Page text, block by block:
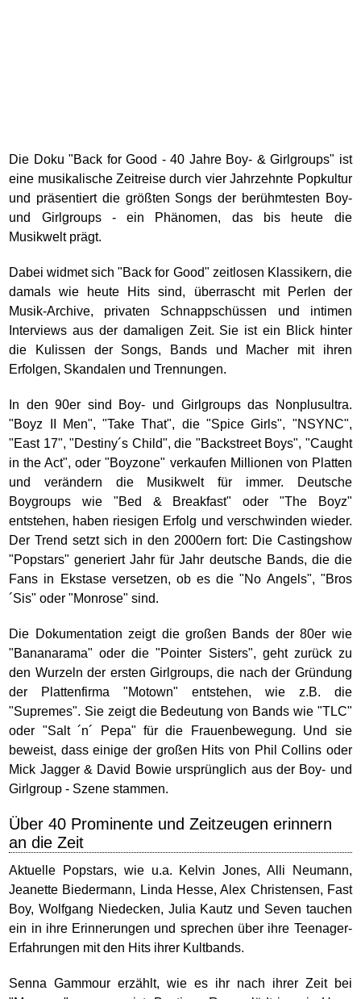
Die Doku "Back for Good - 40 Jahre Boy- & Girlgroups" ist
eine musikalische Zeitreise durch vier Jahrzehnte Popkultur
und präsentiert die größten Songs der berühmtesten Boy-
und Girlgroups - ein Phänomen, das bis heute die
Musikwelt prägt.
Dabei widmet sich "Back for Good" zeitlosen Klassikern, die
damals wie heute Hits sind, überrascht mit Perlen der
Musik-Archive, privaten Schnappschüssen und intimen
Interviews aus der damaligen Zeit. Sie ist ein Blick hinter
die Kulissen der Songs, Bands und Macher mit ihren
Erfolgen, Skandalen und Trennungen.
In den 90er sind Boy- und Girlgroups das Nonplusultra.
"Boyz II Men", "Take That", die "Spice Girls", "NSYNC",
"East 17", "Destiny´s Child", die "Backstreet Boys", "Caught
in the Act", oder "Boyzone" verkaufen Millionen von Platten
und verändern die Musikwelt für immer. Deutsche
Boygroups wie "Bed & Breakfast" oder "The Boyz"
entstehen, haben riesigen Erfolg und verschwinden wieder.
Der Trend setzt sich in den 2000ern fort: Die Castingshow
"Popstars" generiert Jahr für Jahr deutsche Bands, die die
Fans in Ekstase versetzen, ob es die "No Angels", "Bros
´Sis" oder "Monrose" sind.
Die Dokumentation zeigt die großen Bands der 80er wie
"Bananarama" oder die "Pointer Sisters", geht zurück zu
den Wurzeln der ersten Girlgroups, die nach der Gründung
der Plattenfirma "Motown" entstehen, wie z.B. die
"Supremes". Sie zeigt die Bedeutung von Bands wie "TLC"
oder "Salt ´n´ Pepa" für die Frauenbewegung. Und sie
beweist, dass einige der großen Hits von Phil Collins oder
Mick Jagger & David Bowie ursprünglich aus der Boy- und
Girlgroup - Szene stammen.
Über 40 Prominente und Zeitzeugen erinnern
an die Zeit
Aktuelle Popstars, wie u.a. Kelvin Jones, Alli Neumann,
Jeanette Biedermann, Linda Hesse, Alex Christensen, Fast
Boy, Wolfgang Niedecken, Julia Kautz und Seven tauchen
ein in ihre Erinnerungen und sprechen über ihre Teenager-
Erfahrungen mit den Hits ihrer Kultbands.
Senna Gammour erzählt, wie es ihr nach ihrer Zeit bei